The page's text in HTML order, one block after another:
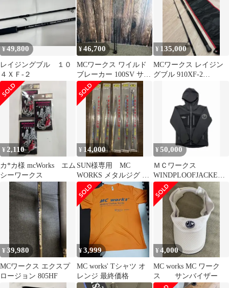
¥49,800
レイジングブル １０
４ＸＦ-２
¥46,700
MCワークス ワイルド
ブレーカー 100SV サー
フェイスバイパー ロッ
ド
¥ 135,000
MCワークス レイジン
グブル 910XF-2
¥ 2,110
カ*カ様 mcWorks エム
シーワークス
¥ 14,000
SUN様専用 MC
WORKS メタルジグ 5
本セット
¥50,000
ＭＣワークス
WINDPLOOFJACKET
3&FIELDROCKPANTS
3
¥39,980
MCワークス エクスプ
ロージョン 805HF
¥3,999
MC works' Tシャツ オ
レンジ 最終価格
¥4,000
MC works MC ワーク
ス サンバイザー